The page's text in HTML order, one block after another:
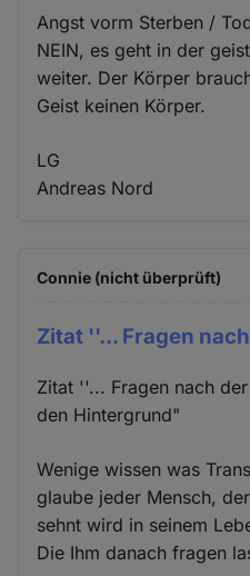
Angst vorm Sterben /
NEIN, es geht in der
weiter. Der Körper
Geist keinen Körper.
LG
Andreas Nord
Connie (nicht überprüft)
Zitat ''... Fragen
Zitat ''... Fragen nach
den Hintergrund"
Wenige wissen was
glaube jeder Mensch,
sehnt wird in seinem
Die Ihm danach fragen